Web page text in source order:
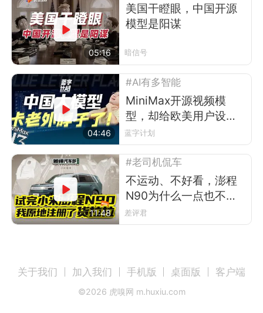
05:16
美国干瞪眼，中国开源
模型是阳谋
暗信号
04:46
#AI有多智能
MiniMax开源视频模
型，却给欧美用户设了
道门槛
蓝字计划
11:48
#老司机侃车
不运动、不好看，澎程
N90为什么一点也不像
小米？
差评君
关于我们 加入我们 手机版 桌面版 客户端
©2026 虎嗅网 m.huxiu.com